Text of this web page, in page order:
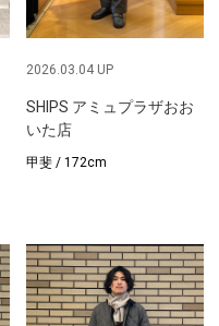
2026.03.04 UP
SHIPS アミュプラザおお
いた店
甲斐 / 172cm